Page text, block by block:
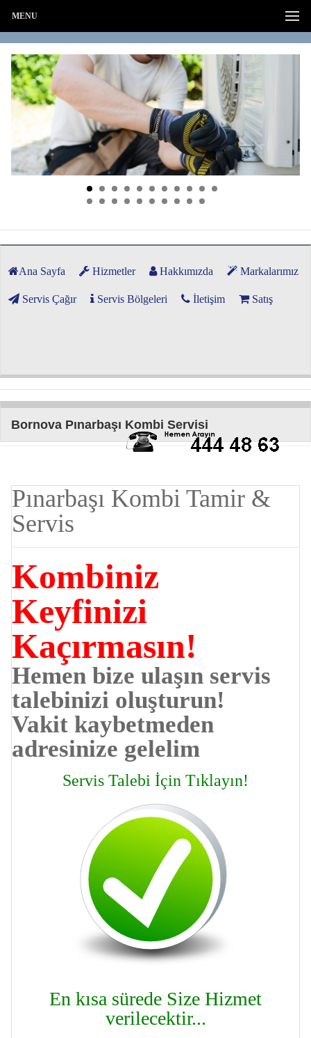
MENU
Ana Sayfa Hizmetler Hakkımızda Markalarımız
Servis Çağır Servis Bölgeleri İletişim Satış
Bornova Pınarbaşı Kombi Servisi
Pınarbaşı Kombi Tamir &
Servis
Kombiniz
Keyfinizi
Kaçırmasın!
Hemen bize ulaşın servis
talebinizi oluşturun!
Vakit kaybetmeden
adresinize gelelim
Servis Talebi İçin Tıklayın!
En kısa sürede Size Hizmet
verilecektir...